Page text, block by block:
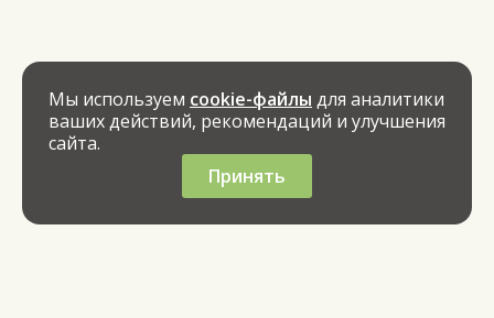
Мы используем cookie-файлы для аналитики
ваших действий, рекомендаций и улучшения
сайта.
Принять